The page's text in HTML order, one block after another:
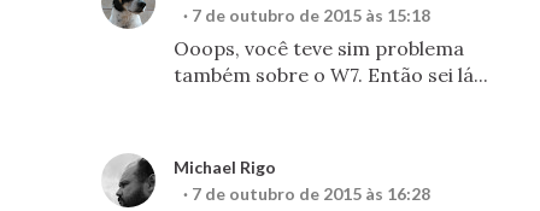
7 de outubro de 2015 às 15:18
Ooops, você teve sim problema
também sobre o W7. Então sei lá...
Michael Rigo
7 de outubro de 2015 às 16:28